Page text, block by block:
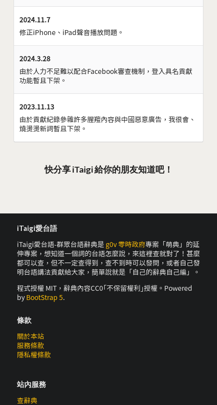
2024.11.7
修正iPhone、iPad聲音播放問題。
2024.3.28
由於人力不足難以配合Facebook審查機制，登入具名貢獻
功能暫且下架。
2023.11.13
由於貢獻紀錄參雜許多腥羶內容與中國惡意廣告，我很會、
燒燙燙新詞暫且下架。
快分享 iTaigi 給你的朋友知道吧！
iTaigi愛台語
iTaigi愛台語-群眾台語辭典是 g0v 零時政府專案「萌典」的延
伸專案，想知道一個詞的台語怎麼說，來這裡查就對了！甚麼
都可以查，但不一定查得到，查不到時可以發問，或者自己發
明台語講法貢獻給大家，簡單說就是「自己的辭典自己編」。
程式授權 MIT，辭典內容CC0｢不保留權利｣授權。Powered
by BootStrap 5.
條款
關於本站
服務條款
隱私權條款
站內服務
查辭典